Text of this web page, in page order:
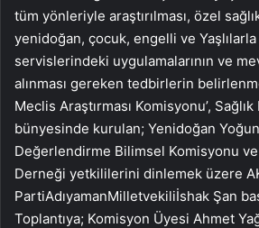
tüm yönleriyle araştırılması, özel
yenidoğan, çocuk, engelli ve Yaşlılarla
servislerindeki uygulamalarının ve
alınması gereken tedbirlerin
Meclis Araştırması Komisyonu’, Sağlık
bünyesinde kurulan; Yenidoğan
Değerlendirme Bilimsel Komisyonu ve
Derneği yetkililerini dinlemek üzere
PartiAdıyamanMilletvekiliİshak Şan
Toplantıya; Komisyon Üyesi Ahmet